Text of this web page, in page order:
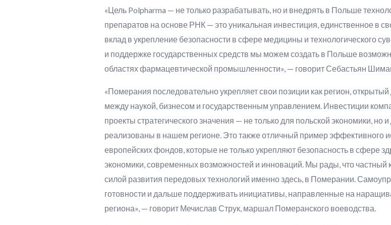
«Цель Polpharma — не только разрабатывать, но и внедрять в Польше
препаратов на основе РНК — это уникальная инвестиция, единственное в
вклад в укрепление безопасности в сфере медицины и технологического
и поддержке государственных средств мы можем создать в Польше
областях фармацевтической промышленности», — говорит Себастьян
«Померания последовательно укрепляет свои позиции как регион,
между наукой, бизнесом и государственным управлением. Инвестиции
проекты стратегического значения — не только для польской экономики,
реализованы в нашем регионе. Это также отличный пример эффективного
европейских фондов, которые не только укрепляют безопасность в сфере
экономики, современных возможностей и инноваций. Мы рады, что частный
силой развития передовых технологий именно здесь, в Померании.
готовности и дальше поддерживать инициативы, направленные на
региона», — говорит Мечислав Струк, маршал Померанского воеводства.